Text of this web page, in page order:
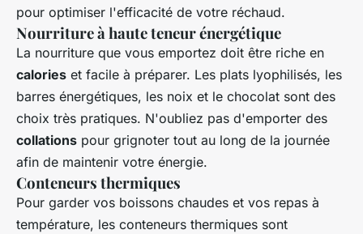
pour optimiser l'efficacité de votre réchaud.
Nourriture à haute teneur énergétique
La nourriture que vous emportez doit être riche en
calories et facile à préparer. Les plats lyophilisés, les
barres énergétiques, les noix et le chocolat sont des
choix très pratiques. N'oubliez pas d'emporter des
collations pour grignoter tout au long de la journée
afin de maintenir votre énergie.
Conteneurs thermiques
Pour garder vos boissons chaudes et vos repas à
température, les conteneurs thermiques sont